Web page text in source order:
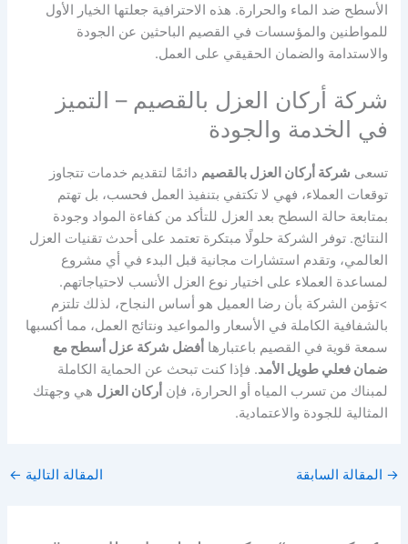
الأسطح ضد الماء والحرارة. هذه الاحترافية جعلتها الخيار الأول
للمواطنين والمؤسسات في القصيم الباحثين عن الجودة
والاستدامة والضمان الحقيقي على العمل.
شركة أركان العزل بالقصيم – التميز
في الخدمة والجودة
تسعى شركة أركان العزل بالقصيم دائمًا لتقديم خدمات تتجاوز
توقعات العملاء، فهي لا تكتفي بتنفيذ العمل فحسب، بل تهتم
بمتابعة حالة السطح بعد العزل للتأكد من كفاءة المواد وجودة
النتائج. توفر الشركة حلولًا مبتكرة تعتمد على أحدث تقنيات العزل
العالمي، وتقدم استشارات مجانية قبل البدء في أي مشروع
لمساعدة العملاء على اختيار نوع العزل الأنسب لاحتياجاتهم.
>تؤمن الشركة بأن رضا العميل هو أساس النجاح، لذلك تلتزم
بالشفافية الكاملة في الأسعار والمواعيد ونتائج العمل، مما أكسبها
سمعة قوية في القصيم باعتبارها أفضل شركة عزل أسطح مع
ضمان فعلي طويل الأمد. فإذا كنت تبحث عن الحماية الكاملة
لمبناك من تسرب المياه أو الحرارة، فإن أركان العزل هي وجهتك
المثالية للجودة والاعتمادية.
→ المقالة السابقة المقالة التالية ←